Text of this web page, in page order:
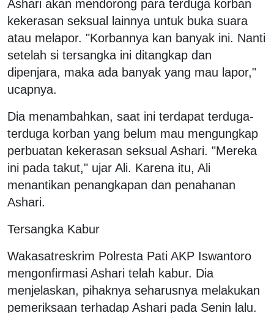
Ashari akan mendorong para terduga korban
kekerasan seksual lainnya untuk buka suara
atau melapor. "Korbannya kan banyak ini. Nanti
setelah si tersangka ini ditangkap dan
dipenjara, maka ada banyak yang mau lapor,"
ucapnya.
Dia menambahkan, saat ini terdapat terduga-
terduga korban yang belum mau mengungkap
perbuatan kekerasan seksual Ashari. "Mereka
ini pada takut," ujar Ali. Karena itu, Ali
menantikan penangkapan dan penahanan
Ashari.
Tersangka Kabur
Wakasatreskrim Polresta Pati AKP Iswantoro
mengonfirmasi Ashari telah kabur. Dia
menjelaskan, pihaknya seharusnya melakukan
pemeriksaan terhadap Ashari pada Senin lalu.